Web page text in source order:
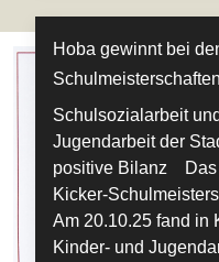
Hoba gewinnt bei
Schulmeisterschaften
Schulsozialarbeit
Jugendarbeit der
positive Bilanz Das
Kicker-
Am 20.10.25 fand in
Kinder- und